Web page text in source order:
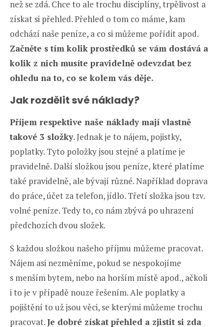
než se zdá. Chce to ale trochu disciplíny, trpělivost a
získat si přehled. Přehled o tom co máme, kam
odchází naše peníze, a co si můžeme pořídit apod.
Začněte s tím kolik prostředků se vám dostává a
kolik z nich musíte pravidelně odevzdat bez
ohledu na to, co se kolem vás děje.
Jak rozdělit své náklady?
Příjem respektive naše náklady mají vlastně
takové 3 složky. Jednak je to nájem, pojistky,
poplatky. Tyto položky jsou stejné a platíme je
pravidelně. Další složkou jsou peníze, které platíme
také pravidelně, ale bývají různé. Například doprava
do práce, účet za telefon, jídlo. Třetí složka jsou tzv.
volné peníze. Tedy to, co nám zbývá po uhrazení
předchozích dvou složek.
S každou složkou našeho příjmu můžeme pracovat.
Nájem asi nezměníme, pokud se nespokojíme
s menším bytem, nebo na horším místě apod., ačkoli
i to je v případě nouze řešením. Ale poplatky a
pojištění to už jsou věci, se kterými můžeme trochu
pracovat.Je dobré získat přehled a zjistit si zda